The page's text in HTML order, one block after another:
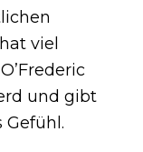
viel
und gibt
Gefühl.